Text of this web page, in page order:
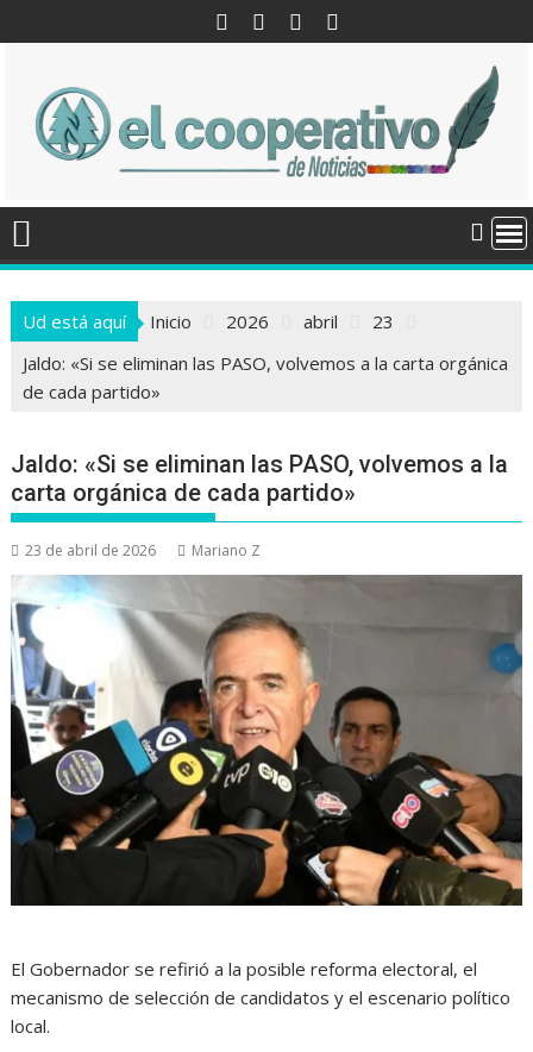
al
Ud está aquí Inicio 2026 abril
23
Jaldo: «Si se eliminan las PASO, volvemos a la carta orgánica
de cada partido»
Jaldo: «Si se eliminan las PASO, volvemos a la
carta orgánica de cada partido»
23 de abril de 2026 Mariano Z
El Gobernador se refirió a la posible reforma electoral, el
mecanismo de selección de candidatos y el escenario político
local.